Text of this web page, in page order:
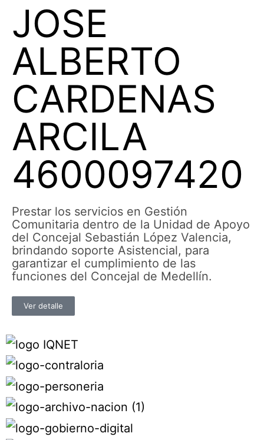
JOSE
ALBERTO
CARDENAS
ARCILA
4600097420
Prestar los servicios en Gestión
Comunitaria dentro de la Unidad de Apoyo
del Concejal Sebastián López Valencia,
brindando soporte Asistencial, para
garantizar el cumplimiento de las
funciones del Concejal de Medellín.
Ver detalle